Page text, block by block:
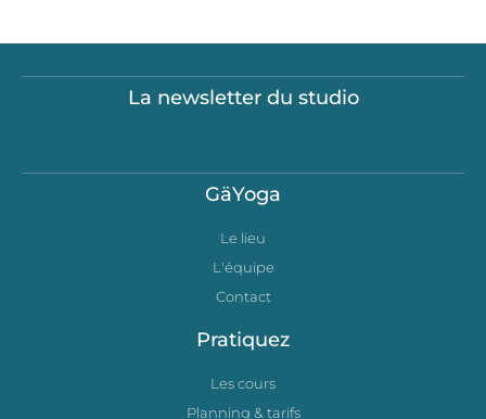
La newsletter du studio
GäYoga
Le lieu
L'équipe
Contact
Pratiquez
Les cours
Planning & tarifs